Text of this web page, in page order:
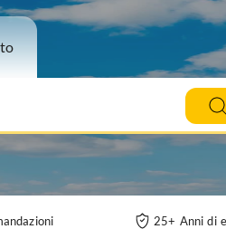
25+ Anni di